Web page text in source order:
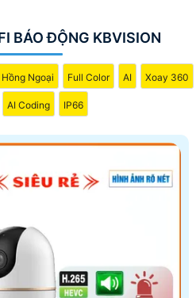
BÁO ĐỘNG KBVISION
Hồng Ngoại Full Color AI Xoay 360
AI Coding IP66